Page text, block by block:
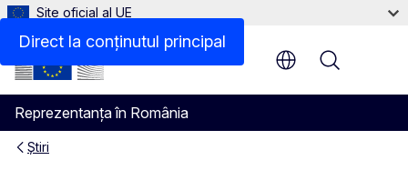
Direct la conținutul principal
Site oficial al UE
Reprezentanța în România
Menu
Știri